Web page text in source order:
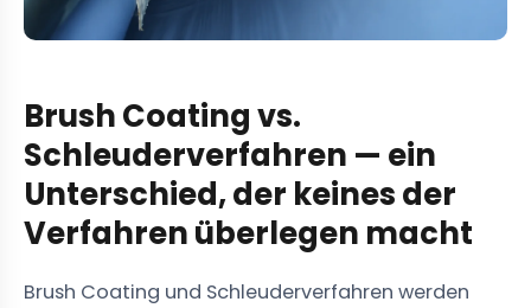
Brush Coating vs.
Schleuderverfahren — ein
Unterschied, der keines der
Verfahren überlegen macht
Brush Coating und Schleuderverfahren werden